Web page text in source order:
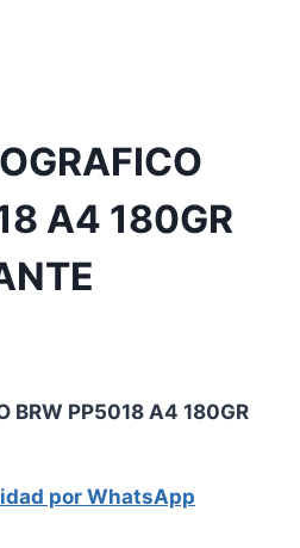
A4 180GR
BRW PP5018 A4 180GR
por WhatsApp